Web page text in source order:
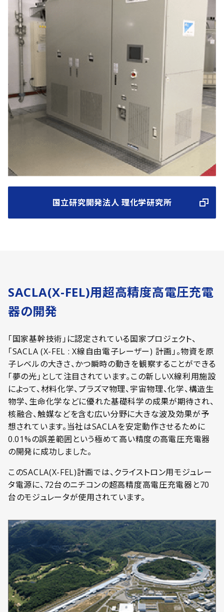
国立研究開発法人 理化学研究所
SACLA(X-FEL)用超高精度高電圧充電
器の開発
「国家基幹技術」に認定されている国家プロジェクト、
「SACLA (X-FEL : X線自由電子レーザー) 計画」。物資を原
子レベルの大きさ、かつ瞬時の動きを観察することができる
「夢の光」として注目されています。この新しいX線利用施設
によって、材料化学、プラズマ物理、宇宙物理、化学、構造生
物学、生命化学などに優れた基礎科学の成果が期待され、
核融合、触媒などを含む広い分野に大きな波及効果が予
想されています。当社はSACLAを安定動作させるために
0.01%の誤差範囲という極めて高い精度の高電圧充電器
の開発に成功しました。
このSACLA(X-FEL)計画では、クライストロン用モジュレー
タ電源に、72台のニチコンの超高精度高電圧充電器と70
台のモジュレータが使用されています。